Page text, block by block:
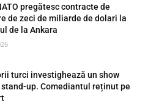
pregătesc contracte de
de zeci de miliarde de dolari la
de la Ankara
turci investighează un show
up. Comediantul reținut pe